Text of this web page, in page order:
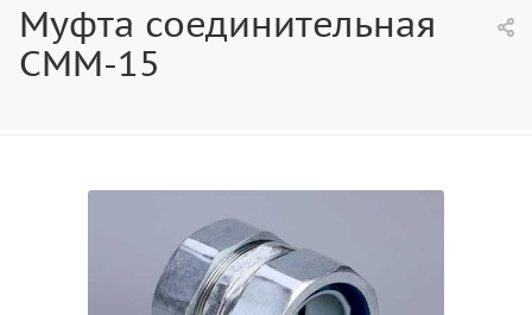
Муфта соединительная
СММ-15